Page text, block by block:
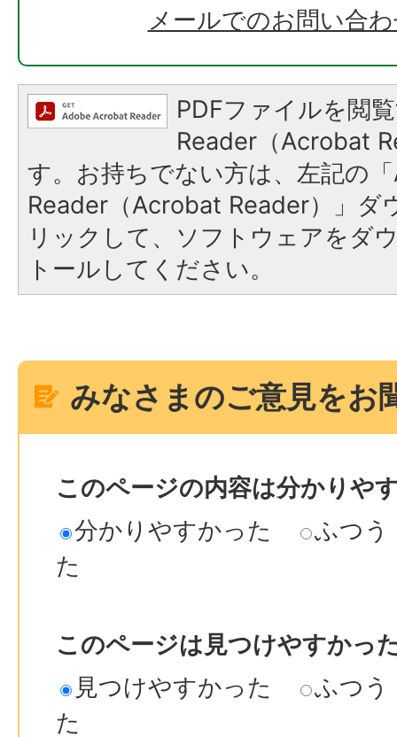
メールでのお問い合
PDFファイルを閲
Reader（Acrobat
す。お持ちでない方は、左記の
Reader（Acrobat Reader）」ダ
リックして、ソフトウェアをダ
トールしてください。
みなさまのご意見をお
このページの内容は分かりや
分かりやすかった
ふつう
た
このページは見つけやすかっ
見つけやすかった
ふつう
た